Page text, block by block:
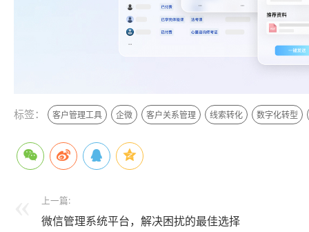
标签： 客户管理工具 企微 客户关系管理 线索转化 数字化转型
上一篇:
微信管理系统平台，解决困扰的最佳选择